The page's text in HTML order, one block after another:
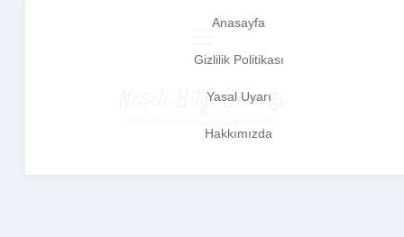
Anasayfa
Gizlilik Politikası
Yasal Uyarı
Hakkımızda
Neşeli Bilgi Durağı